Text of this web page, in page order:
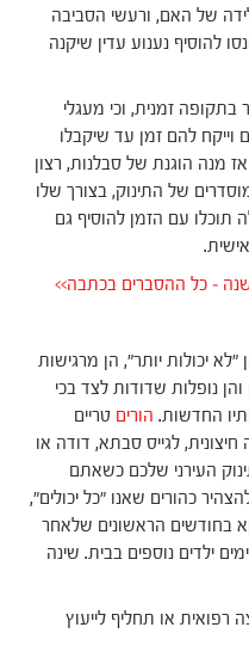
של האם, ורעשי הסביבה
להוסיף נענוע עדין שיקנה
בתקופה זמנית, וכי מעגלי
וייקח להם זמן עד שיקבלו
מנה הוגנת של סבלנות, רצון
של התינוק, בצורך שלו
תוכלו עם הזמן להוסיף גם
– כל ההסברים בכתבה>>
יכולות יותר", הן מרגישות
נופלות שדודות לצד בכי
החדשות. הורים טריים
לגייס סבתא, דודה או
העירני שלכם כשאתם
כהורים שאנו "כל יכולים",
בחודשים הראשונים שלאחר
ילדים נוספים בבית. שינה
רפואית או תחליף לייעוץ